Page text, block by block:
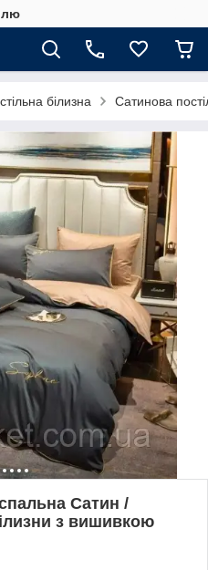
білизна Сатинова
Сатин /
з вишивкою